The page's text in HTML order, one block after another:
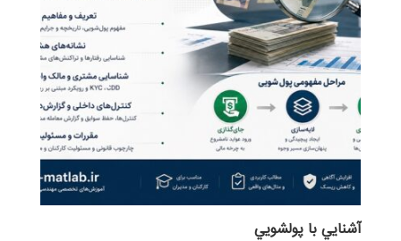
آشنايي با پولشويي